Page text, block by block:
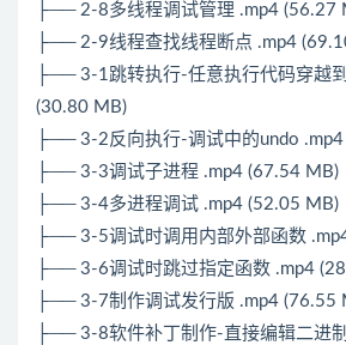
├── 2-8多线程调试管理 .mp4 (56.27
├── 2-9线程查找线程断点 .mp4
├── 3-1跳转执行-任意执行代码穿越
(30.80 MB)
├── 3-2反向执行-调试中的undo
├── 3-3调试子进程 .mp4 (67.54 MB)
├── 3-4多进程调试 .mp4 (52.05 MB)
├── 3-5调试时调用内部外部函数
├── 3-6调试时跳过指定函数 .mp4
├── 3-7制作调试发行版 .mp4 (76.55
├── 3-8软件补丁制作-直接编辑二进